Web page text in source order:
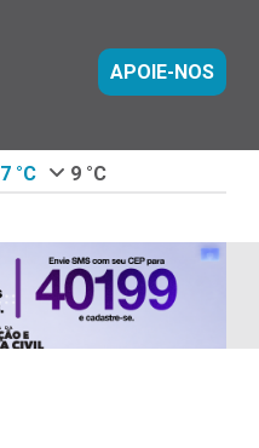
APOIE-NOS
°C 9 °C